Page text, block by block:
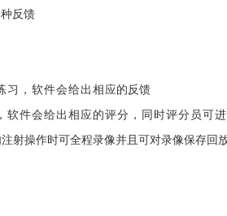
反馈
习，软件会给出相 应的反馈
软件会给出相应的评分，同时评分员可
射操作时可全程录像并且可对录像保存回